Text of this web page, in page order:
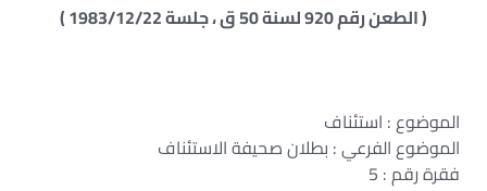
( الطعن رقم 920 لسنة 50 ق ، جلسة 1983/12/22 )
الموضوع : استئناف
الموضوع الفرعي : بطلان صحيفة الاستئناف
فقرة رقم : 5